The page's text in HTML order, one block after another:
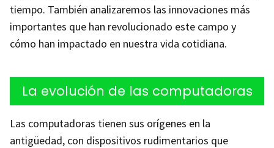
tiempo. También analizaremos las innovaciones más
importantes que han revolucionado este campo y
cómo han impactado en nuestra vida cotidiana.
La evolución de las computadoras
Las computadoras tienen sus orígenes en la
antigüedad, con dispositivos rudimentarios que